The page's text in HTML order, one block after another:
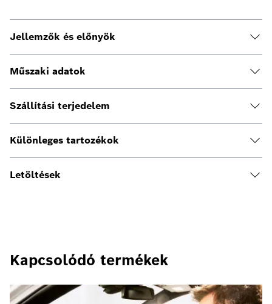
Jellemzők és előnyök
Műszaki adatok
Szállítási terjedelem
Különleges tartozékok
Letöltések
Kapcsolódó termékek